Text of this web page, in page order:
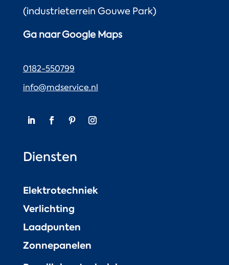
(industrieterrein Gouwe Park)
Ga naar Google Maps
0182-550799
info@mdservice.nl
Diensten
Elektrotechniek
Verlichting
Laadpunten
Zonnepanelen